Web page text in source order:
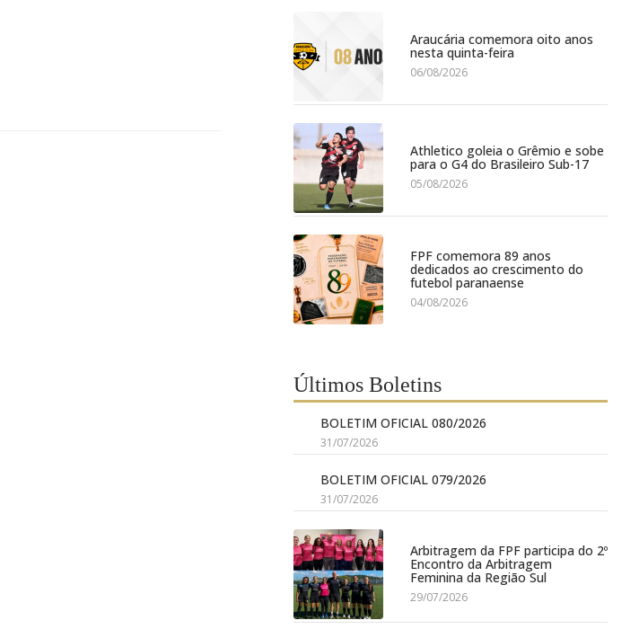
Araucária comemora oito anos
nesta quinta-feira
06/08/2026
Athletico goleia o Grêmio e sobe
para o G4 do Brasileiro Sub-17
05/08/2026
FPF comemora 89 anos
dedicados ao crescimento do
futebol paranaense
04/08/2026
Últimos Boletins
BOLETIM OFICIAL 080/2026
31/07/2026
BOLETIM OFICIAL 079/2026
31/07/2026
Arbitragem da FPF participa do 2º
Encontro da Arbitragem
Feminina da Região Sul
29/07/2026